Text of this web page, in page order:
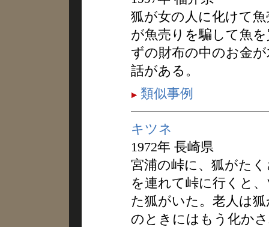
狐が女の人に化けて
が魚売りを騙して魚
ずの財布の中のお金
話がある。
類似事例
キツネ
1972年 長崎県
宮浦の峠に、狐がた
を連れて峠に行くと
た狐がいた。老人は
のときにはもう化か